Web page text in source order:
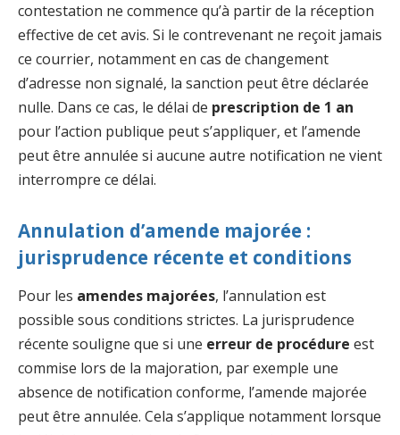
contestation ne commence qu’à partir de la réception
effective de cet avis. Si le contrevenant ne reçoit jamais
ce courrier, notamment en cas de changement
d’adresse non signalé, la sanction peut être déclarée
nulle. Dans ce cas, le délai de prescription de 1 an
pour l’action publique peut s’appliquer, et l’amende
peut être annulée si aucune autre notification ne vient
interrompre ce délai.
Annulation d’amende majorée :
jurisprudence récente et conditions
Pour les amendes majorées, l’annulation est
possible sous conditions strictes. La jurisprudence
récente souligne que si une erreur de procédure est
commise lors de la majoration, par exemple une
absence de notification conforme, l’amende majorée
peut être annulée. Cela s’applique notamment lorsque